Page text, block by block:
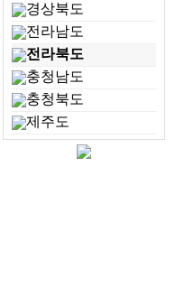
경상북도
전라남도
전라북도
충청남도
충청북도
제주도